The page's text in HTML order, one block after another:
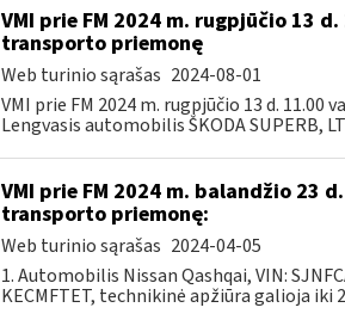
VMI prie FM 2024 m. rugpjūčio 13
transporto priemonę
Web turinio sąrašas 2024-08-01
VMI prie FM 2024 m. rugpjūčio 13 d.
Lengvasis automobilis ŠKODA SUPERB,
VMI prie FM 2024 m. balandžio 23
transporto priemonę:
Web turinio sąrašas 2024-04-05
1. Automobilis Nissan Qashqai, VIN:
KECMFTET, technikinė apžiūra galioja iki